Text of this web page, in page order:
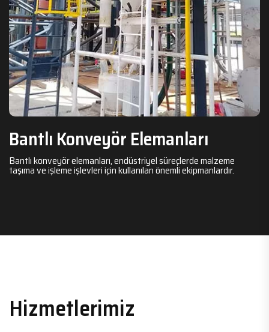
Bantlı Konveyör Elemanları
Bantlı konveyör elemanları, endüstriyel süreçlerde malzeme
taşıma ve işleme işlevleri için kullanılan önemli ekipmanlardır.
Hizmetlerimiz